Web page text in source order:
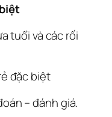
và các rối
đặc biệt
– đánh giá.